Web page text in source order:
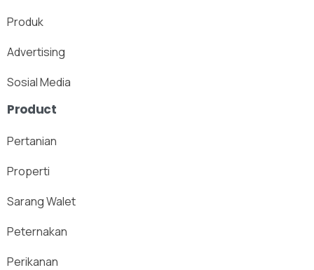
Produk
Advertising
Sosial Media
Product
Pertanian
Properti
Sarang Walet
Peternakan
Perikanan